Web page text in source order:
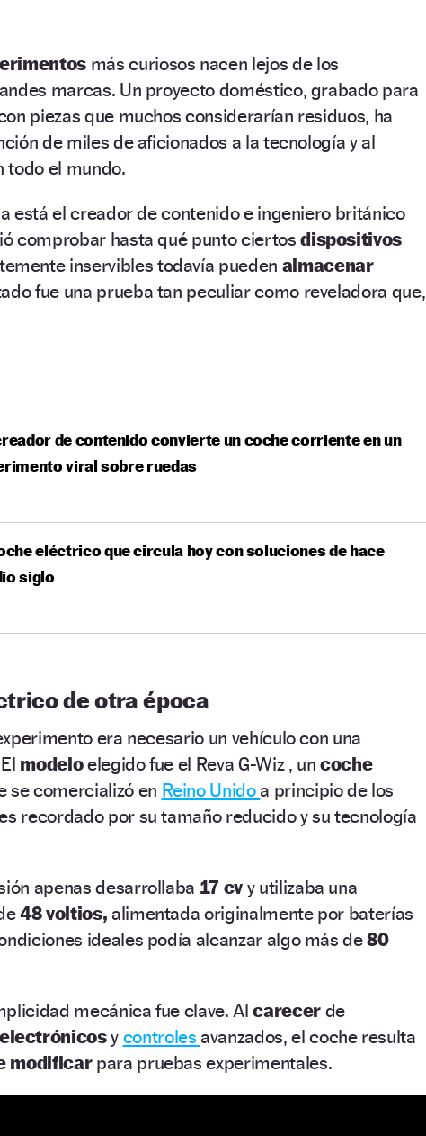
más curiosos nacen lejos de los
marcas. Un proyecto doméstico, grabado para
piezas que muchos considerarían residuos, ha
de miles de aficionados a la tecnología y al
todo el mundo.
está el creador de contenido e ingeniero británico
comprobar hasta qué punto ciertosdispositivos
inservibles todavía pueden almacenar
fue una prueba tan peculiar como reveladora que,
de contenido convierte un coche corriente en un
viral sobre ruedas
eléctrico que circula hoy con soluciones de hace
siglo
de otra época
era necesario un vehículo con una
modeloelegido fue el Reva G-Wiz , un coche
se comercializó en Reino Unidoa principio de los
recordado por su tamaño reducido y su tecnología
apenas desarrollaba 17 cv y utilizaba una
48 voltios, alimentada originalmente por baterías
ideales podía alcanzar algo más de80
mecánica fue clave. Alcarecer de
y controlesavanzados, el coche resulta
modificarpara pruebas experimentales.